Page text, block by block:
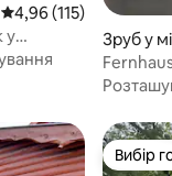
Середня оцінка: 4,96
4,96 (115)
у
Зруб у
Іст-Бей
Вибір
Вибір